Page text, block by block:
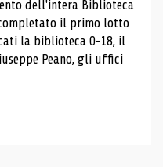
dell'intera Biblioteca
il primo lotto
la biblioteca 0-18, il
Peano, gli uffici